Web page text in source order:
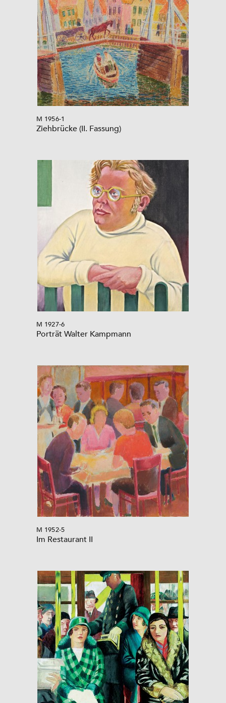
M 1956-1
Ziehbrücke (II. Fassung)
M 1927-6
Porträt Walter Kampmann
M 1952-5
Im Restaurant II